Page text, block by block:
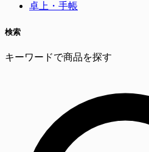
卓上・手帳
検索
キーワードで商品を探す